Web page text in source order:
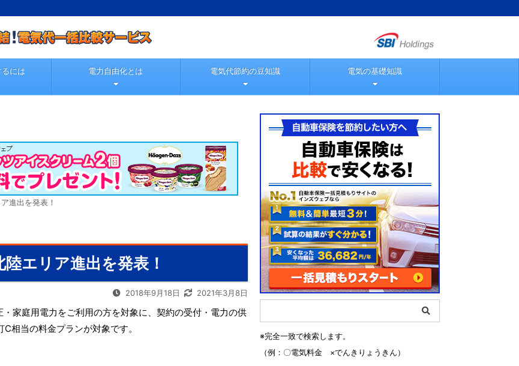
には 電力自由化とは 電気代節約の豆知識 電気の基礎知識
進出を発表！
エリア進出を発表！
2018年9月18日 2021年3月8日
家庭用電力をご利用の方を対象に、契約の受付・電力の供
相当の料金プランが対象です。
※完全一致で検索します。
（例：〇電気料金 ×でんきりょうきん）